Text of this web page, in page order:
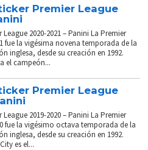
Premier League
2020-2021 – Panini La Premier
fue la vigésima novena temporada de la
inglesa, desde su creación en 1992.
el campeón...
Premier League
2019-2020 – Panini La Premier
fue la vigésimo octava temporada de la
inglesa, desde su creación en 1992.
es el...